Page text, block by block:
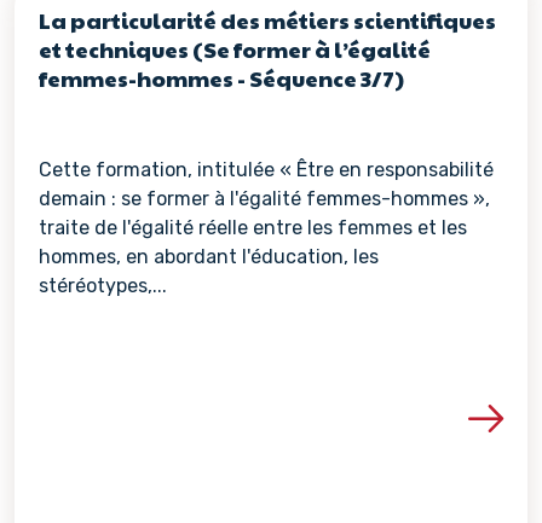
La particularité des métiers scientifiques
et techniques (Se former à l’égalité
femmes-hommes - Séquence 3/7)
Cette formation, intitulée « Être en responsabilité
demain : se former à l'égalité femmes-hommes »,
traite de l'égalité réelle entre les femmes et les
hommes, en abordant l'éducation, les
stéréotypes,...
Voir les détails de la